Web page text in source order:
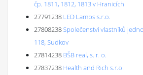
čp. 1811, 1812, 1813 v Hranicích
27791238 LED Lamps s.r.o.
27808238Společenství vlastníků
118, Sudkov
27814238 BŠB real, s. r. o.
27837238 Health and Rich s.r.o.